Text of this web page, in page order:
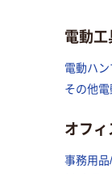
電動工
電動ハン
その他電
オフ
事務用品